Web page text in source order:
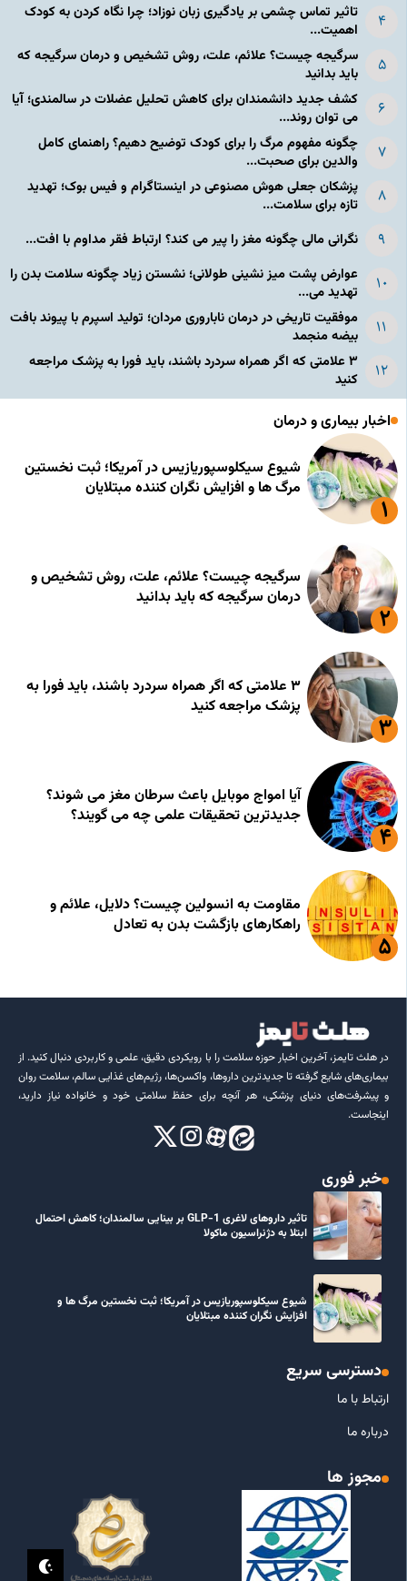
تاثیر تماس چشمی بر یادگیری زبان نوزاد؛ چرا نگاه کردن به کودک
اهمیت...
سرگیجه چیست؟ علائم، علت، روش تشخیص و درمان سرگیجه که
باید بدانید
کشف جدید دانشمندان برای کاهش تحلیل عضلات در سالمندی؛ آیا
می توان روند...
چگونه مفهوم مرگ را برای کودک توضیح دهیم؟ راهنمای کامل
والدین برای صحبت...
پزشکان جعلی هوش مصنوعی در اینستاگرام و فیس بوک؛ تهدید
تازه برای سلامت...
نگرانی مالی چگونه مغز را پیر می کند؟ ارتباط فقر مداوم با افت...
عوارض پشت میز نشینی طولانی؛ نشستن زیاد چگونه سلامت بدن را
تهدید می...
موفقیت تاریخی در درمان ناباروری مردان؛ تولید اسپرم با پیوند بافت
بیضه منجمد
۳ علامتی که اگر همراه سردرد باشند، باید فورا به پزشک مراجعه
کنید
اخبار بیماری و درمان
شیوع سیکلوسپوریازیس در آمریکا؛ ثبت نخستین
مرگ ها و افزایش نگران کننده مبتلایان
سرگیجه چیست؟ علائم، علت، روش تشخیص و
درمان سرگیجه که باید بدانید
۳ علامتی که اگر همراه سردرد باشند، باید فورا به
پزشک مراجعه کنید
آیا امواج موبایل باعث سرطان مغز می شوند؟
جدیدترین تحقیقات علمی چه می گویند؟
مقاومت به انسولین چیست؟ دلایل، علائم و
راهکارهای بازگشت بدن به تعادل
در هلث تایمز، آخرین اخبار حوزه سلامت را با رویکردی دقیق، علمی و کاربردی دنبال کنید. از
بیماری‌های شایع گرفته تا جدیدترین داروها، واکسن‌ها، رژیم‌های غذایی سالم، سلامت روان
و پیشرفت‌های دنیای پزشکی، هر آنچه برای حفظ سلامتی خود و خانواده نیاز دارید،
اینجاست.
خبر فوری
تاثیر داروهای لاغری GLP-1 بر بینایی سالمندان؛ کاهش احتمال
ابتلا به دژنراسیون ماکولا
شیوع سیکلوسپوریازیس در آمریکا؛ ثبت نخستین مرگ ها و
افزایش نگران کننده مبتلایان
دسترسی سریع
ارتباط با ما
درباره ما
مجوز ها